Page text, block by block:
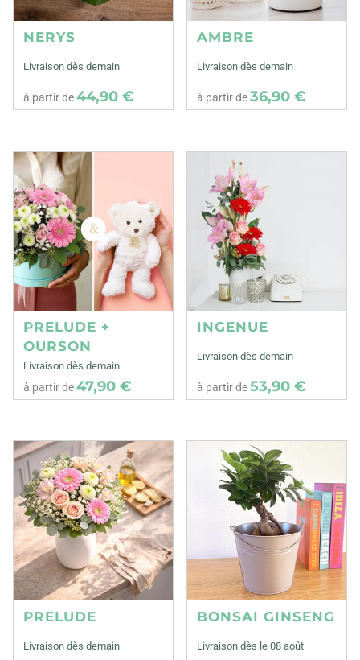
NERYS
Livraison dès demain
à partir de44,90 €
AMBRE
Livraison dès demain
à partir de36,90 €
PRELUDE +
OURSON
Livraison dès demain
à partir de47,90 €
INGENUE
Livraison dès demain
à partir de53,90 €
PRELUDE
Livraison dès demain
BONSAI GINSENG
Livraison dès le 08 août